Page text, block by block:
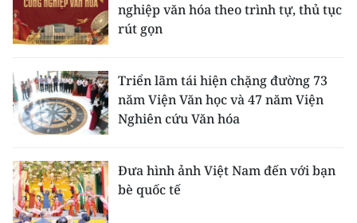
nghiệp văn hóa theo trình tự, thủ tục
rút gọn
Triển lãm tái hiện chặng đường 73
năm Viện Văn học và 47 năm Viện
Nghiên cứu Văn hóa
Đưa hình ảnh Việt Nam đến với bạn
bè quốc tế